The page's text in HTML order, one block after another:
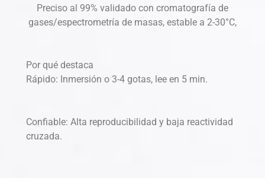
Preciso al 99% validado con cromatografía de
gases/espectrometría de masas, estable a 2-30°C,
Por qué destaca
Rápido: Inmersión o 3-4 gotas, lee en 5 min.
Confiable: Alta reproducibilidad y baja reactividad
cruzada.